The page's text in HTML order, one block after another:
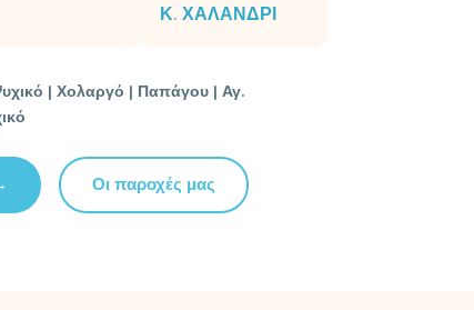
Κ. ΧΑΛΑΝΔΡΙ
| Χολαργό | Παπάγου | Αγ.
Οι παροχές μας